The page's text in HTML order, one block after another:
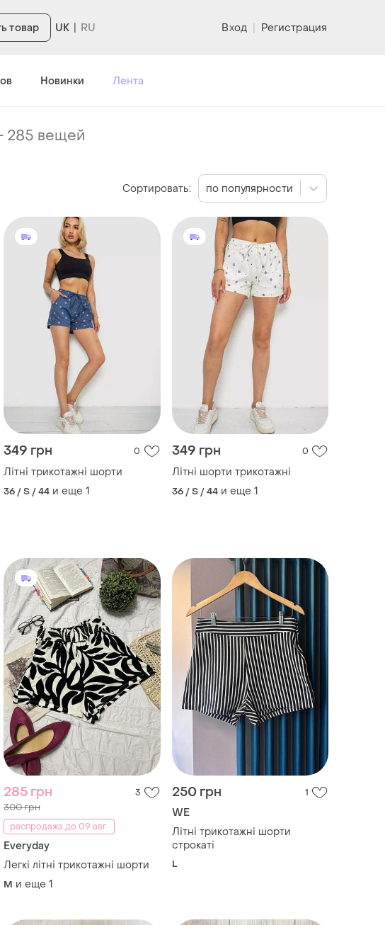
товар UK Вход | Регистрация
Новинки Лента
285 вещей
349 грн 0
Літні трикотажні шорти
36 / S / 44 и еще 1
349 грн 0
Літні шорти трикотажні
36 / S / 44 и еще 1
285 грн 3
300 грн
распродажа до 09 авг.
Everyday
Легкі літні трикотажні шорти
M и еще 1
250 грн 1
WE
Літні трикотажні шорти
строкаті
L
Сортировать: по популярности